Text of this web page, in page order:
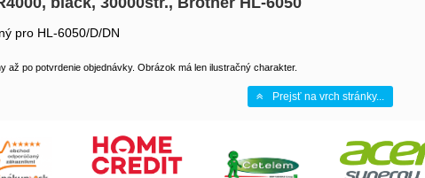
pro HL-6050/D/DN
až po potvrdenie objednávky. Obrázok má len ilustračný charakter.
Prejsť na vrch stránky...